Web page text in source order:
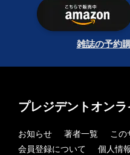
雑誌の予約
プレジデントオン
お知らせ 著者一覧
この
会員登録について
個人情